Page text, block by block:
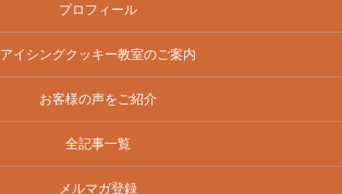
プロフィール
アイシングクッキー教室のご案内
お客様の声をご紹介
全記事一覧
メルマガ登録